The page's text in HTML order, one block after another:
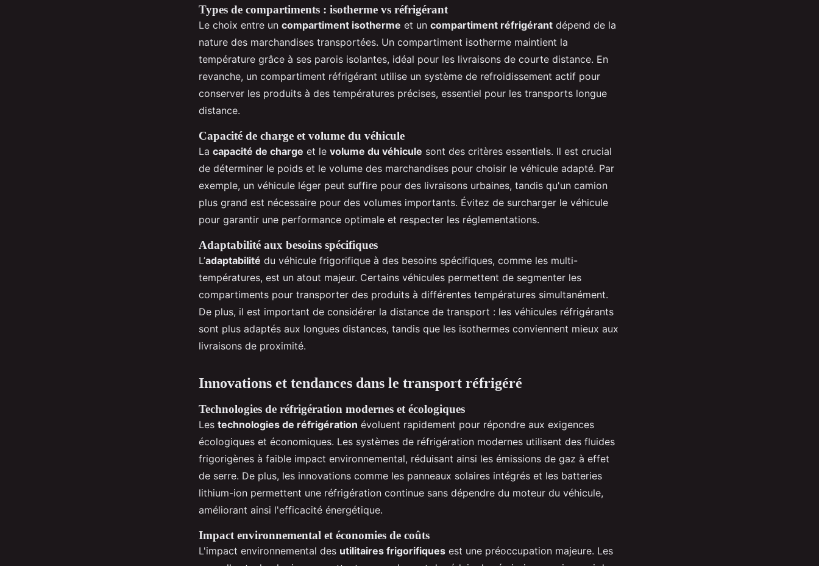
Types de compartiments : isotherme vs réfrigérant
Le choix entre un compartiment isotherme et un compartiment réfrigérant dépend de la
nature des marchandises transportées. Un compartiment isotherme maintient la
température grâce à ses parois isolantes, idéal pour les livraisons de courte distance. En
revanche, un compartiment réfrigérant utilise un système de refroidissement actif pour
conserver les produits à des températures précises, essentiel pour les transports longue
distance.
Capacité de charge et volume du véhicule
La capacité de charge et le volume du véhicule sont des critères essentiels. Il est crucial
de déterminer le poids et le volume des marchandises pour choisir le véhicule adapté. Par
exemple, un véhicule léger peut suffire pour des livraisons urbaines, tandis qu'un camion
plus grand est nécessaire pour des volumes importants. Évitez de surcharger le véhicule
pour garantir une performance optimale et respecter les réglementations.
Adaptabilité aux besoins spécifiques
L’adaptabilité du véhicule frigorifique à des besoins spécifiques, comme les multi-
températures, est un atout majeur. Certains véhicules permettent de segmenter les
compartiments pour transporter des produits à différentes températures simultanément.
De plus, il est important de considérer la distance de transport : les véhicules réfrigérants
sont plus adaptés aux longues distances, tandis que les isothermes conviennent mieux aux
livraisons de proximité.
Innovations et tendances dans le transport réfrigéré
Technologies de réfrigération modernes et écologiques
Les technologies de réfrigération évoluent rapidement pour répondre aux exigences
écologiques et économiques. Les systèmes de réfrigération modernes utilisent des fluides
frigorigènes à faible impact environnemental, réduisant ainsi les émissions de gaz à effet
de serre. De plus, les innovations comme les panneaux solaires intégrés et les batteries
lithium-ion permettent une réfrigération continue sans dépendre du moteur du véhicule,
améliorant ainsi l'efficacité énergétique.
Impact environnemental et économies de coûts
L'impact environnemental des utilitaires frigorifiques est une préoccupation majeure. Les